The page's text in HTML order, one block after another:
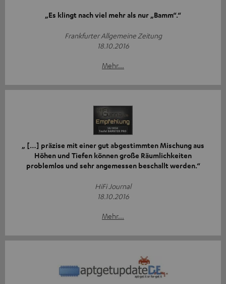
„Es klingt nach viel mehr als nur „Bamm“.“
Frankfurter Allgemeine Zeitung
18.10.2016
Mehr...
„ […] präzise mit einer gut abgestimmten Mischung aus
Höhen und Tiefen können große Räumlichkeiten
problemlos und sehr angemessen beschallt werden.“
HiFi Journal
18.10.2016
Mehr...